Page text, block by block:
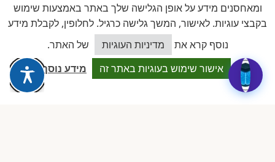
★★★★★על בסיס 11 ביקורות מאומתות
לכל הביקורות ב-Google
ומאחסנים מידע על אופן הגלישה שלך באתר באמצעות שימוש
בקבצי עוגיות. לאישור, המשך גלישה כרגיל. לחלופין, לקבלת מידע
נוסף קרא את
מדיניות העוגיות
של האתר.
אישור שימוש בעוגיות באתר זה
מידע נוסף